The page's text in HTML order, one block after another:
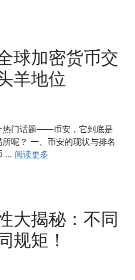
球加密货币交
羊地位
热门话题——币安，它到底是
呢？ 一、币安的现状与排名
… 阅读更多
大揭秘：不同
规矩！